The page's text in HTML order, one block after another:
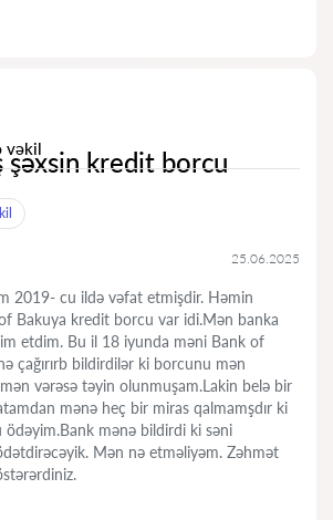
vəkil
şəxsin kredit borcu
25.06.2025
2019- cu ildə vəfat etmişdir. Həmin
Bakuya kredit borcu var idi.Mən banka
etdim. Bu il 18 iyunda məni Bank of
çağırırb bildirdilər ki borcunu mən
vərəsə təyin olunmuşam.Lakin belə bir
mənə heç bir miras qalmamşdır ki
mənə bildirdi ki səni
Mən nə etməliyəm. Zəhmət